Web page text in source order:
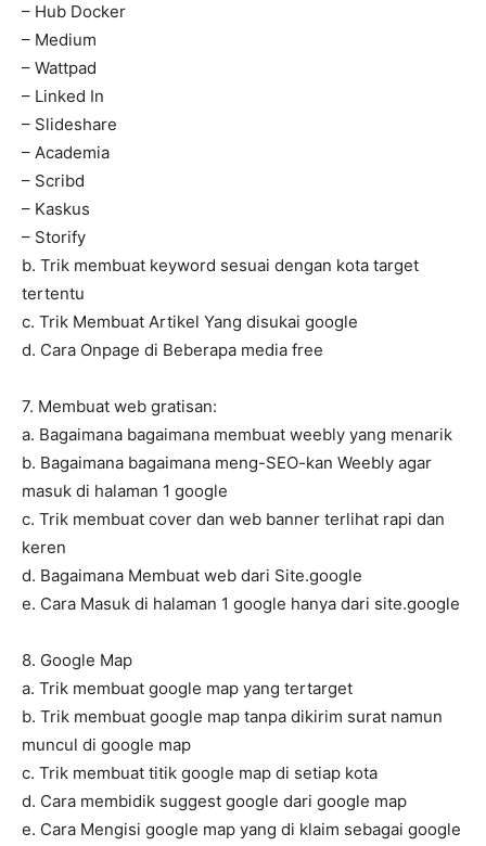
– Hub Docker
– Medium
– Wattpad
– Linked In
– Slideshare
– Academia
– Scribd
– Kaskus
– Storify
b. Trik membuat keyword sesuai dengan kota target
tertentu
c. Trik Membuat Artikel Yang disukai google
d. Cara Onpage di Beberapa media free
7. Membuat web gratisan:
a. Bagaimana bagaimana membuat weebly yang menarik
b. Bagaimana bagaimana meng-SEO-kan Weebly agar
masuk di halaman 1 google
c. Trik membuat cover dan web banner terlihat rapi dan
keren
d. Bagaimana Membuat web dari Site.google
e. Cara Masuk di halaman 1 google hanya dari site.google
8. Google Map
a. Trik membuat google map yang tertarget
b. Trik membuat google map tanpa dikirim surat namun
muncul di google map
c. Trik membuat titik google map di setiap kota
d. Cara membidik suggest google dari google map
e. Cara Mengisi google map yang di klaim sebagai google